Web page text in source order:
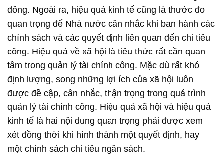
đông. Ngoài ra, hiệu quả kinh tế cũng là thước đo
quan trọng để Nhà nước cân nhắc khi ban hành các
chính sách và các quyết định liên quan đến chi tiêu
công. Hiệu quả về xã hội là tiêu thức rất cần quan
tâm trong quản lý tài chính công. Mặc dù rất khó
định lượng, song những lợi ích của xã hội luôn
được đề cập, cân nhắc, thận trọng trong quá trình
quản lý tài chính công. Hiệu quả xã hội và hiệu quả
kinh tế là hai nội dung quan trọng phải được xem
xét đồng thời khi hình thành một quyết định, hay
một chính sách chi tiêu ngân sách.